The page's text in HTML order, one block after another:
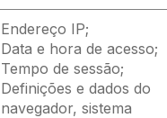
Endereço IP;
Data e hora de acesso;
Tempo de sessão;
Definições e dados do
navegador, sistema